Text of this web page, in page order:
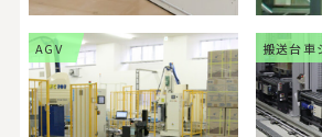
AGV 搬送台車